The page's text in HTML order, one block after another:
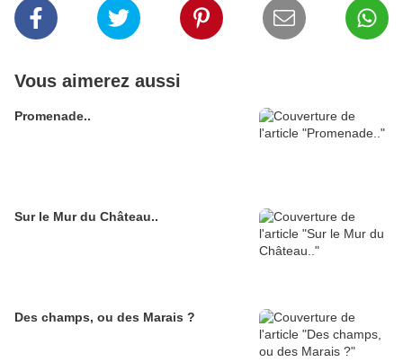
Vous aimerez aussi
Promenade..
Sur le Mur du Château..
Des champs, ou des Marais ?